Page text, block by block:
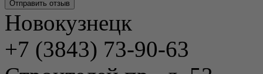
Новокузнецк
+7 (3843) 73-90-63